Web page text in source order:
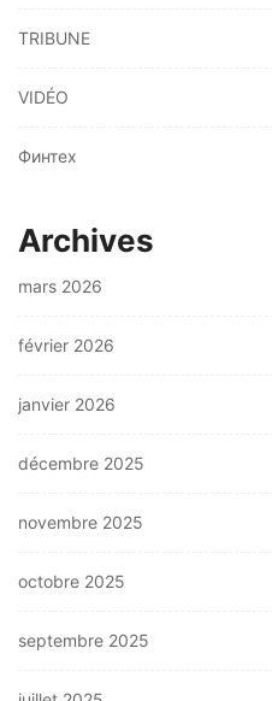
TRIBUNE
VIDÉO
Финтех
Archives
mars 2026
février 2026
janvier 2026
décembre 2025
novembre 2025
octobre 2025
septembre 2025